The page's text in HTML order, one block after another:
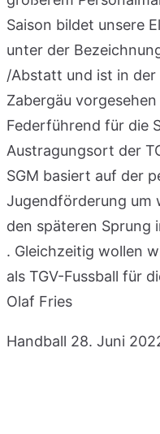
Saison bildet unsere
unter der
/Abstatt und ist in
Zabergäu
Federführend für die
Austragungsort der
SGM basiert auf der
Jugendförderung um
den späteren Sprung
. Gleichzeitig wollen
als TGV-Fussball für
Olaf Fries
Handball 28. Juni